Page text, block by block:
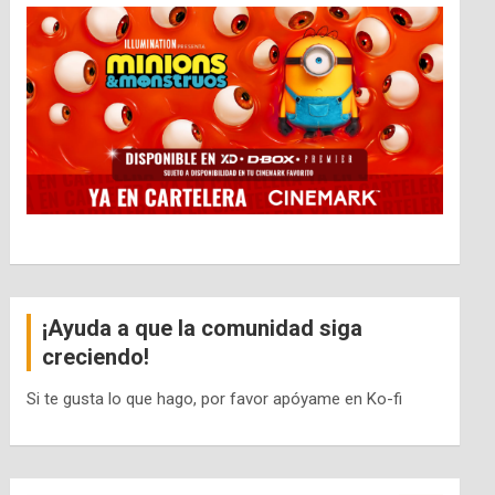
¡Ayuda a que la comunidad siga
creciendo!
Si te gusta lo que hago, por favor apóyame en Ko-fi